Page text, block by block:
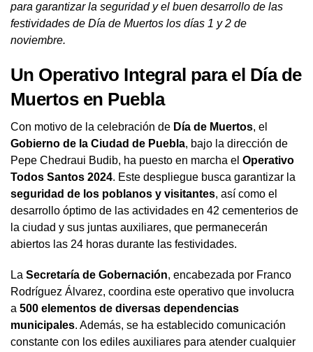
para garantizar la seguridad y el buen desarrollo de las
festividades de Día de Muertos los días 1 y 2 de
noviembre.
Un Operativo Integral para el Día de
Muertos en Puebla
Con motivo de la celebración de Día de Muertos, el
Gobierno de la Ciudad de Puebla, bajo la dirección de
Pepe Chedraui Budib, ha puesto en marcha el Operativo
Todos Santos 2024. Este despliegue busca garantizar la
seguridad de los poblanos y visitantes, así como el
desarrollo óptimo de las actividades en 42 cementerios de
la ciudad y sus juntas auxiliares, que permanecerán
abiertos las 24 horas durante las festividades.
La Secretaría de Gobernación, encabezada por Franco
Rodríguez Álvarez, coordina este operativo que involucra
a 500 elementos de diversas dependencias
municipales. Además, se ha establecido comunicación
constante con los ediles auxiliares para atender cualquier